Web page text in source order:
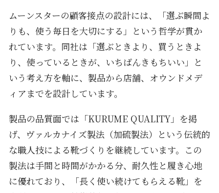
ムーンスターの顧客接点の設計には、「選ぶ瞬間よ
りも、使う毎日を大切にする」という哲学が貫か
れています。同社は「選ぶときより、買うときよ
り、使っているときが、いちばんきもちいい」と
いう考え方を軸に、製品から店舗、オウンドメデ
ィアまでを設計しています。
製品の品質面では「KURUME QUALITY」を掲
げ、ヴァルカナイズ製法（加硫製法）という伝統的
な職人技による靴づくりを継続しています。この
製法は手間と時間がかかる分、耐久性と履き心地
に優れており、「長く使い続けてもらえる靴」を